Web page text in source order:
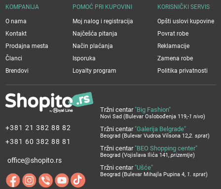
+381 21 382 88 82
+381 60 382 88 81
office@shopito.rs
Tržni centar "Big Fashion"
Novi Sad (Bulevar Oslobođenja 119,-1 nivo)
Tržni centar "Galerija Belgrade"
Beograd (Bulevar Vudroa Vilsona 12,2. sprat)
Tržni centar "BEO Shopping center"
Beograd (Vojislava Ilića 141, prizemlje)
Tržni centar "Ušće"
Beograd (Bulevar Mihajla Pupina 4, 1. sprat)
KOMPANIJA
O nama
Kontakt
Prodajna mesta
Članci
Brendovi
POMOĆ PRI KUPOVINI
Moj nalog i registracija
Najčešća pitanja
Način plaćanja
Isporuka
Loyalty program
KORISNIČKI SERVIS
Opšti uslovi kupovine
Povrat robe
Reklamacije
Zamena robe
Politika privatnosti